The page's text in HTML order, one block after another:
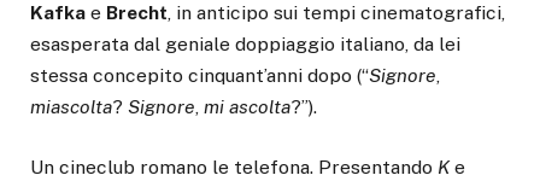
Kafka e Brecht, in anticipo sui tempi cinematografici,
esasperata dal geniale doppiaggio italiano, da lei
stessa concepito cinquant’anni dopo (“Signore,
miascolta? Signore, mi ascolta?”).
Un cineclub romano le telefona. Presentando Ke